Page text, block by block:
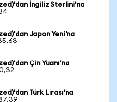
İngiliz Sterlini'na
Japon Yeni'na
Çin Yuanı'na
Türk Lirası'na